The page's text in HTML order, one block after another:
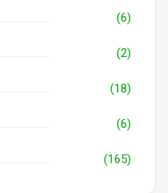
(6)
(2)
(18)
(6)
(165)